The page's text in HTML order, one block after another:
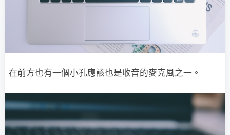
在前方也有一個小孔應該也是收音的麥克風之一。